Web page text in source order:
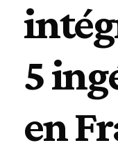
5
en